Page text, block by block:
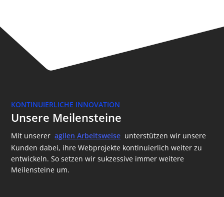
KONTINUIERLICHE INNOVATION
Unsere Meilensteine
Mit unserer agilen Arbeitsweise unterstützen wir unsere
Kunden dabei, ihre Webprojekte kontinuierlich weiter zu
entwickeln. So setzen wir sukzessive immer weitere
Meilensteine um.